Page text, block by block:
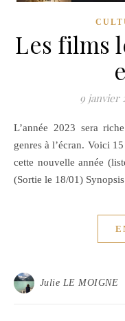
Les films
9 janvier
L’année 2023 sera riche en blockbusters et en films de tous
genres à l’écran. Voici
cette nouvelle année
(Sortie le 18/01)
Julie LE MOIGNE